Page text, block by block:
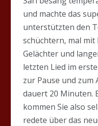
und machte das
unterstützten den
schüchtern, mal mit
Gelächter und
letzten Lied im
zur Pause und zum
dauert 20 Minuten.
kommen Sie also
redete über das